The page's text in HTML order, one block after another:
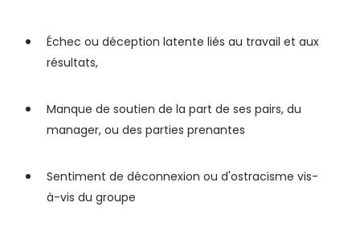
Échec ou déception latente liés au travail et aux
résultats,
Manque de soutien de la part de ses pairs, du
manager, ou des parties prenantes
Sentiment de déconnexion ou d'ostracisme vis-
à-vis du groupe